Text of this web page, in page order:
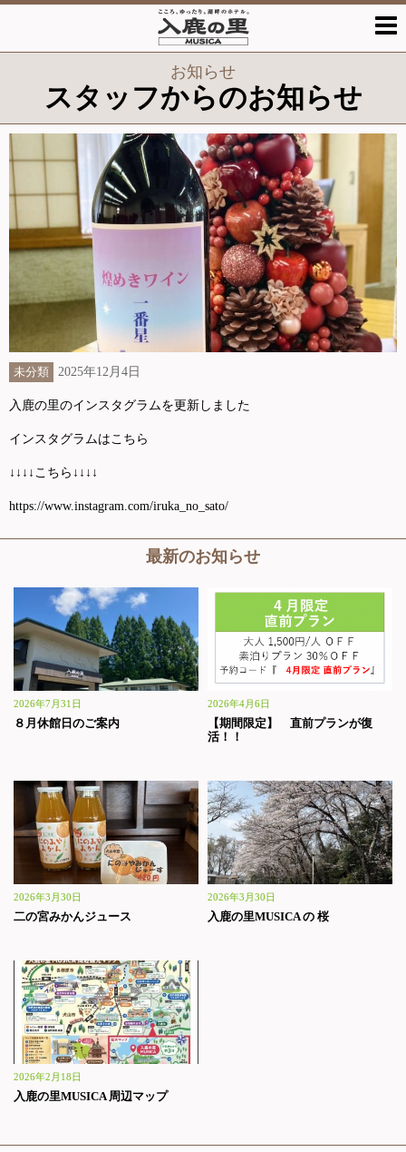
お知らせ
スタッフからのお知らせ
未分類 2025年12月4日
入鹿の里のインスタグラムを更新しました
インスタグラムはこちら
↓↓↓↓こちら↓↓↓↓
https://www.instagram.com/iruka_no_sato/
最新のお知らせ
2026年7月31日
８月休館日のご案内
2026年4月6日
【期間限定】 直前プランが復
活！！
2026年3月30日
二の宮みかんジュース
2026年3月30日
入鹿の里MUSICA の 桜
2026年2月18日
入鹿の里MUSICA 周辺マップ